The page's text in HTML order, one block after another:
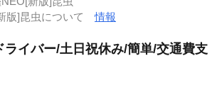
版]昆虫について情報
イバー/土日祝休み/簡単/交通費支